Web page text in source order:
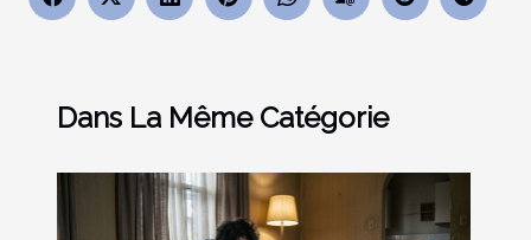
Dans La Même Catégorie